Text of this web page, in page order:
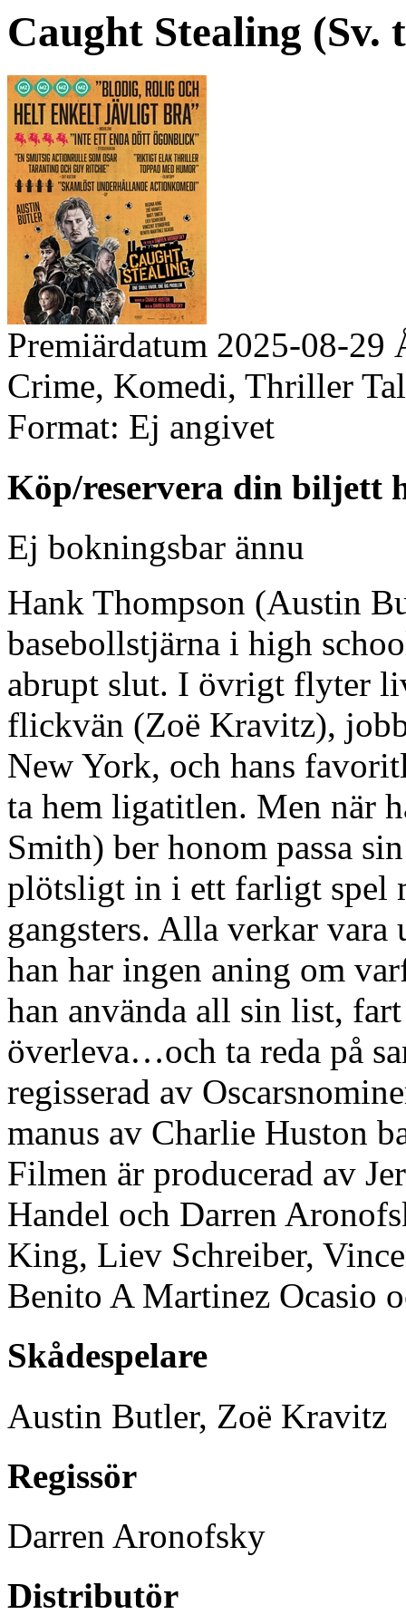
Caught Stealing (Sv.
Premiärdatum 2025-08-29
Crime, Komedi, Thriller
Format: Ej angivet
Köp/reservera din biljett
Ej bokningsbar ännu
Hank Thompson (Austin
basebollstjärna i high
abrupt slut. I övrigt flyter
flickvän (Zoë Kravitz),
New York, och hans
ta hem ligatitlen. Men när
Smith) ber honom passa
plötsligt in i ett farligt spel
gangsters. Alla verkar
han har ingen aning om
han använda all sin list,
överleva…och ta reda på
regisserad av
manus av Charlie Huston
Filmen är producerad av
Handel och Darren
King, Liev Schreiber,
Benito A Martinez Ocasio
Skådespelare
Austin Butler, Zoë Kravitz
Regissör
Darren Aronofsky
Distributör